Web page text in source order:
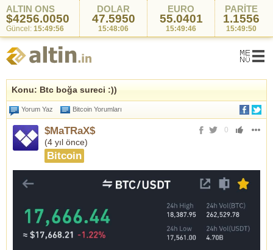
ALTIN ONS
$4256.0050
Güncel: 15:49:56
DOLAR
47.5950
15:48:06
EURO
55.0401
15:49:46
PARİTE
1.1556
15:49:50
Konu: Btc boğa sureci :))
Yorum Yaz Bitcoin Yorumları
$MaTRaX$
(4 yıl önce)
Bitcoin
0